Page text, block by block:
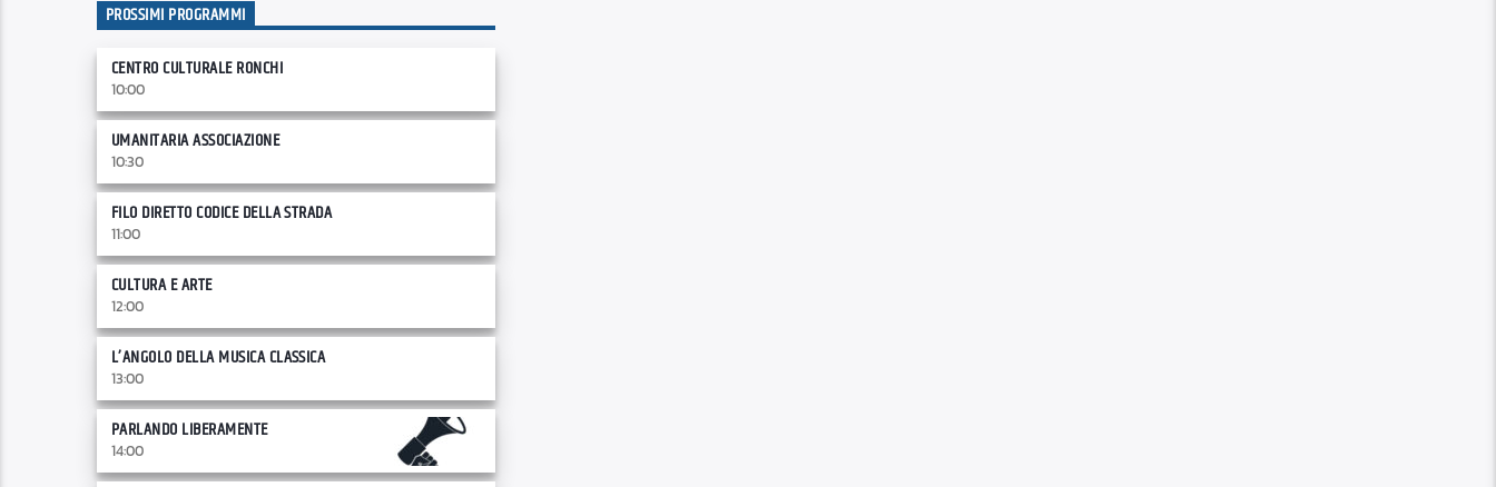
PROSSIMI PROGRAMMI
CENTRO CULTURALE RONCHI
10:00
UMANITARIA ASSOCIAZIONE
10:30
FILO DIRETTO CODICE DELLA STRADA
11:00
CULTURA E ARTE
12:00
L’ANGOLO DELLA MUSICA CLASSICA
13:00
PARLANDO LIBERAMENTE
14:00